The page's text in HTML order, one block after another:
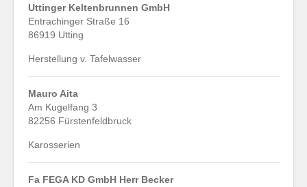
Uttinger Keltenbrunnen GmbH
Entrachinger Straße 16
86919 Utting
Herstellung v. Tafelwasser
Mauro Aita
Am Kugelfang 3
82256 Fürstenfeldbruck
Karosserien
Fa FEGA KD GmbH Herr Becker